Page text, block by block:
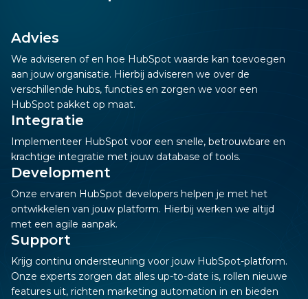
Advies
We adviseren of en hoe HubSpot waarde kan toevoegen
aan jouw organisatie. Hierbij adviseren we over de
verschillende hubs, functies en zorgen we voor een
HubSpot pakket op maat.
Integratie
Implementeer HubSpot voor een snelle, betrouwbare en
krachtige integratie met jouw database of tools.
Development
Onze ervaren HubSpot developers helpen je met het
ontwikkelen van jouw platform. Hierbij werken we altijd
met een agile aanpak.
Support
Krijg continu ondersteuning voor jouw HubSpot-platform.
Onze experts zorgen dat alles up-to-date is, rollen nieuwe
features uit, richten marketing automation in en bieden